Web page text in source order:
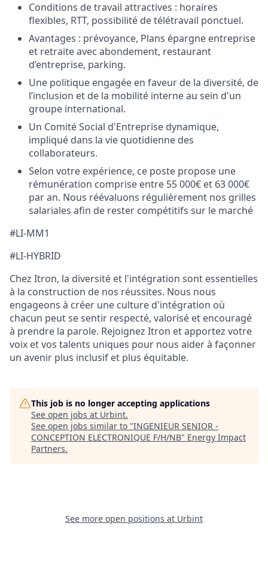
Conditions de travail attractives : horaires
flexibles, RTT, possibilité de télétravail ponctuel.
Avantages : prévoyance, Plans épargne entreprise
et retraite avec abondement, restaurant
d’entreprise, parking.
Une politique engagée en faveur de la diversité, de
l’inclusion et de la mobilité interne au sein d'un
groupe international.
Un Comité Social d'Entreprise dynamique,
impliqué dans la vie quotidienne des
collaborateurs.
Selon votre expérience, ce poste propose une
rémunération comprise entre 55 000€ et 63 000€
par an. Nous réévaluons régulièrement nos grilles
salariales afin de rester compétitifs sur le marché
#LI-MM1
#LI-HYBRID
Chez Itron, la diversité et l'intégration sont essentielles
à la construction de nos réussites. Nous nous
engageons à créer une culture d'intégration où
chacun peut se sentir respecté, valorisé et encouragé
à prendre la parole. Rejoignez Itron et apportez votre
voix et vos talents uniques pour nous aider à façonner
un avenir plus inclusif et plus équitable.
This job is no longer accepting applications
See open jobs at Urbint.
See open jobs similar to "INGENIEUR SENIOR -
CONCEPTION ELECTRONIQUE F/H/NB" Energy Impact
Partners.
See more open positions at Urbint